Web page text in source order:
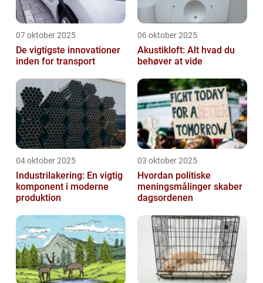
07 oktober 2025
De vigtigste innovationer
inden for transport
06 oktober 2025
Akustikloft: Alt hvad du
behøver at vide
04 oktober 2025
Industrilakering: En vigtig
komponent i moderne
produktion
03 oktober 2025
Hvordan politiske
meningsmålinger skaber
dagsordenen